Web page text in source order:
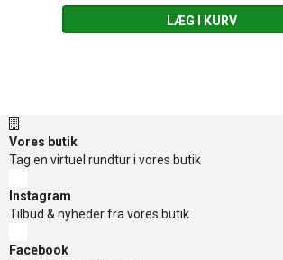
LÆG I KURV
Vores butik
Tag en virtuel rundtur i vores butik
Instagram
Tilbud & nyheder fra vores butik
Facebook